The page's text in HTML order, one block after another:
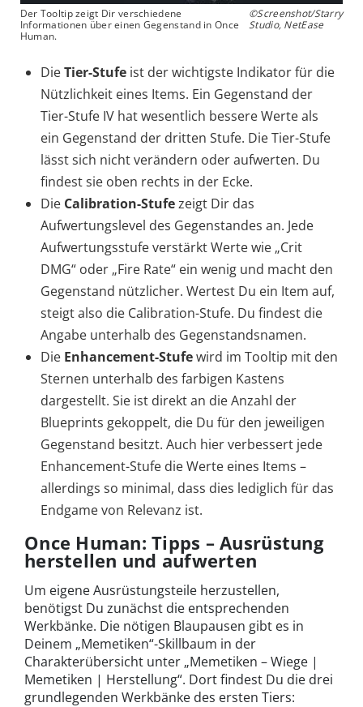
Der Tooltip zeigt Dir verschiedene
Informationen über einen Gegenstand in Once
Human.
©Screenshot/Starry
Studio, NetEase
DieTier-Stufe ist der wichtigste Indikator für die
Nützlichkeit eines Items. Ein Gegenstand der
Tier-Stufe IV hat wesentlich bessere Werte als
ein Gegenstand der dritten Stufe. Die Tier-Stufe
lässt sich nicht verändern oder aufwerten. Du
findest sie oben rechts in der Ecke.
Die Calibration-Stufezeigt Dir das
Aufwertungslevel des Gegenstandes an. Jede
Aufwertungsstufe verstärkt Werte wie „Crit
DMG“ oder „Fire Rate“ ein wenig und macht den
Gegenstand nützlicher. Wertest Du ein Item auf,
steigt also die Calibration-Stufe. Du findest die
Angabe unterhalb des Gegenstandsnamen.
Die Enhancement-Stufewird im Tooltip mit den
Sternen unterhalb des farbigen Kastens
dargestellt. Sie ist direkt an die Anzahl der
Blueprints gekoppelt, die Du für den jeweiligen
Gegenstand besitzt. Auch hier verbessert jede
Enhancement-Stufe die Werte eines Items –
allerdings so minimal, dass dies lediglich für das
Endgame von Relevanz ist.
Once Human: Tipps – Ausrüstung
herstellen und aufwerten
Um eigene Ausrüstungsteile herzustellen,
benötigst Du zunächst die entsprechenden
Werkbänke. Die nötigen Blaupausen gibt es in
Deinem „Memetiken“-Skillbaum in der
Charakterübersicht unter „Memetiken – Wiege |
Memetiken | Herstellung“. Dort findest Du die drei
grundlegenden Werkbänke des ersten Tiers: